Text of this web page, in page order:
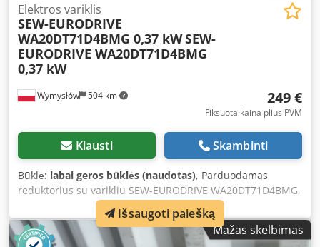
Wymysłów 504 km
Elektros variklis
SEW-EURODRIVE
WA20DT71D4BMG 0,37 kWSEW-
EURODRIVE WA20DT71D4BMG
0,37 kW
249 €
Fiksuota kaina plius PVM
Klausti Skambinti
Būklė: labai geros būklės (naudotas), Parduodamas
reduktorius su varikliu SEW-EURODRIVE WA20DT71D4BMG,
trijų fazių variklis, galia 0,37 kW, integruotas stabdys 230
VAC. Įrenginys yra visiškai tvarkingas, išbandytas ir
paruoštas naudoti. Techninė būklė labai gera, vizualiai
Mažas skelbimas
Išsaugoti paiešką